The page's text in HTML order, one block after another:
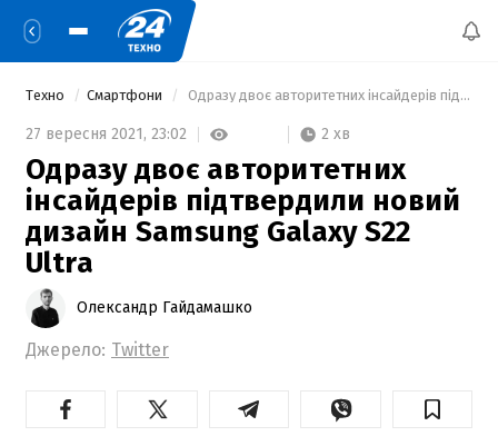
Техно Смартфони Одразу двоє авторитетних інсайдерів підтвердили новий дизайн Samsung Galaxy S22 Ultra
27 вересня 2021, 23:02 2 хв
Одразу двоє авторитетних
інсайдерів підтвердили новий
дизайн Samsung Galaxy S22
Ultra
Олександр Гайдамашко
Джерело: Twitter